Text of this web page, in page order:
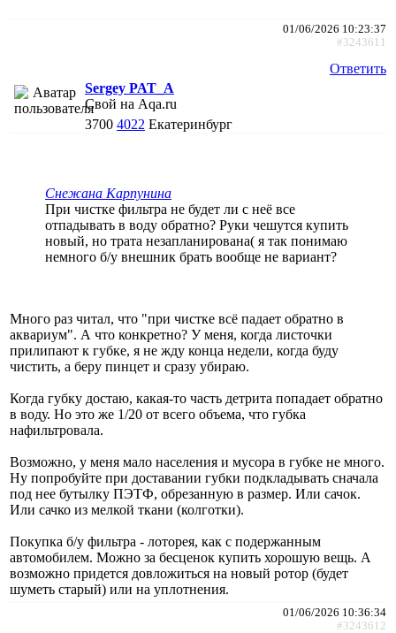
01/06/2026 10:23:37
#3243611
Ответить
Sergey PAT_A
Свой на Aqa.ru
3700 4022 Екатеринбург
Снежана Карпунина
При чистке фильтра не будет ли с неё все
отпадывать в воду обратно? Руки чешутся купить
новый, но трата незапланирована( я так понимаю
немного б/у внешник брать вообще не вариант?
Много раз читал, что "при чистке всё падает обратно в
аквариум". А что конкретно? У меня, когда листочки
прилипают к губке, я не жду конца недели, когда буду
чистить, а беру пинцет и сразу убираю.
Когда губку достаю, какая-то часть детрита попадает обратно
в воду. Но это же 1/20 от всего объема, что губка
нафильтровала.
Возможно, у меня мало населения и мусора в губке не много.
Ну попробуйте при доставании губки подкладывать сначала
под нее бутылку ПЭТФ, обрезанную в размер. Или сачок.
Или сачко из мелкой ткани (колготки).
Покупка б/у фильтра - лоторея, как с подержанным
автомобилем. Можно за бесценок купить хорошую вещь. А
возможно придется довложиться на новый ротор (будет
шуметь старый) или на уплотнения.
01/06/2026 10:36:34
#3243612